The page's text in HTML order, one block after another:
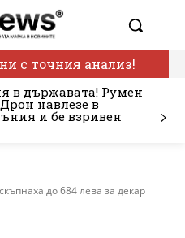
с точния анализ!
в държавата! Румен
навлезе в
и бе взривен
до 684 лева за декар